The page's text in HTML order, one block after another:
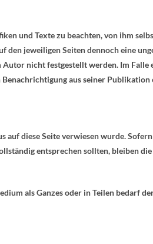
und Texte zu beachten, von ihm
jeweiligen Seiten dennoch eine
nicht festgestellt werden. Im Falle
aus seiner Publikation
auf diese Seite verwiesen wurde.
entsprechen sollten, bleiben
als Ganzes oder in Teilen bedarf